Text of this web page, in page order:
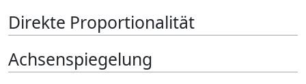
Direkte Proportionalität
Achsenspiegelung